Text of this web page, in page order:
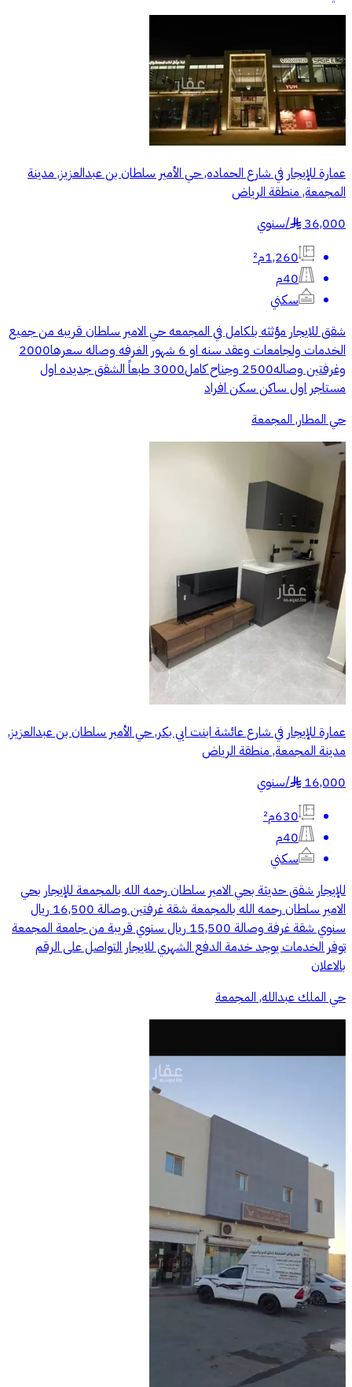
عمارة للإيجار في شارع الحماده, حي الأمير سلطان بن عبدالعزيز, مدينة
المجمعة, منطقة الرياض
36,000
§
/سنوي
1,260م²
40م
سكني
شقق للايجار مؤثثه بلكامل في المجمعه حي الامير سلطان قريبه من جميع
الخدمات ولجامعات وعقد سنه او 6 شهور الغرفه وصاله سعرها2000
وغرفتين وصاله2500 وجناح كامل3000 طبعاً الشقق جديده اول
مستاجر اول ساكن سكن افراد
حي المطار, المجمعة
عمارة للإيجار في شارع عائشة ابنت ابي بكر, حي الأمير سلطان بن عبدالعزيز,
مدينة المجمعة, منطقة الرياض
16,000
§
/سنوي
630م²
40م
سكني
للإيجار شقق حديثة بحي الامير سلطان رحمه الله بالمجمعة للإيجار بحي
الامير سلطان رحمه الله بالمجمعة شقة غرفتين وصالة 16,500 ريال
سنوي شقة غرفة وصالة 15,500 ريال سنوي قريبة من جامعة المجمعة
توفر الخدمات يوجد خدمة الدفع الشهري للايجار التواصل على الرقم
بالاعلان
حي الملك عبدالله, المجمعة